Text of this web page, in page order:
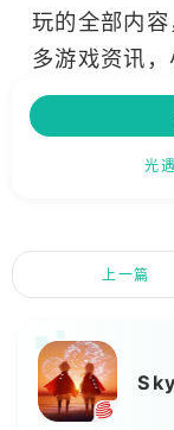
玩的全部内
多游戏资讯，
光
上一篇